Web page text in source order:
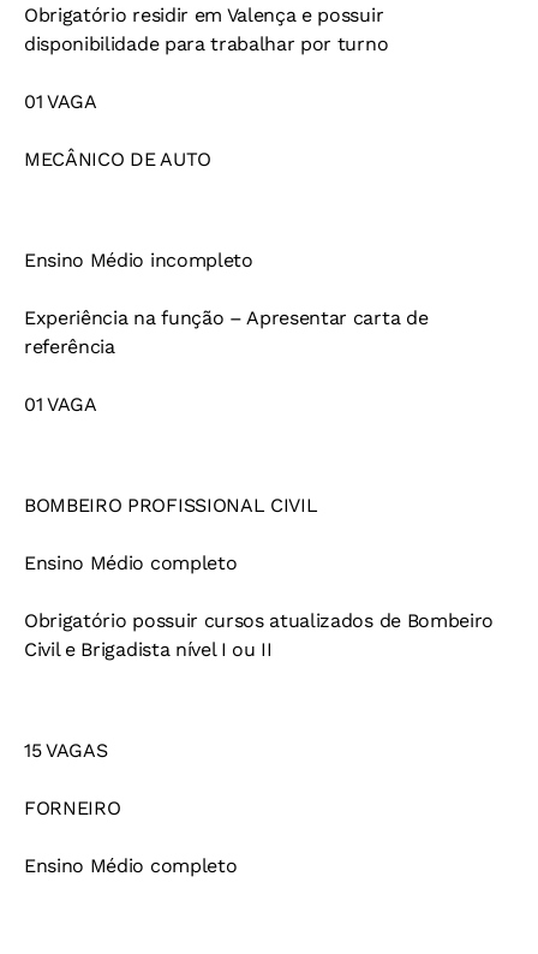
Obrigatório residir em Valença e possuir
disponibilidade para trabalhar por turno
01 VAGA
MECÂNICO DE AUTO
Ensino Médio incompleto
Experiência na função – Apresentar carta de
referência
01 VAGA
BOMBEIRO PROFISSIONAL CIVIL
Ensino Médio completo
Obrigatório possuir cursos atualizados de Bombeiro
Civil e Brigadista nível I ou II
15 VAGAS
FORNEIRO
Ensino Médio completo